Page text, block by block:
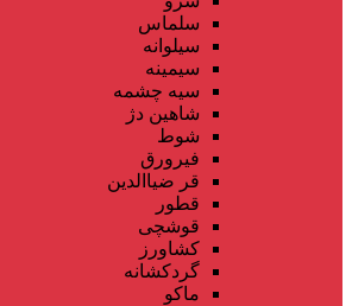
سلماس
سیلوانه
سیمینه
سیه چشمه
شاهین دژ
شوط
فیرورق
قر ضیاالدین
قطور
قوشچی
کشاورز
گردکشانه
ماکو